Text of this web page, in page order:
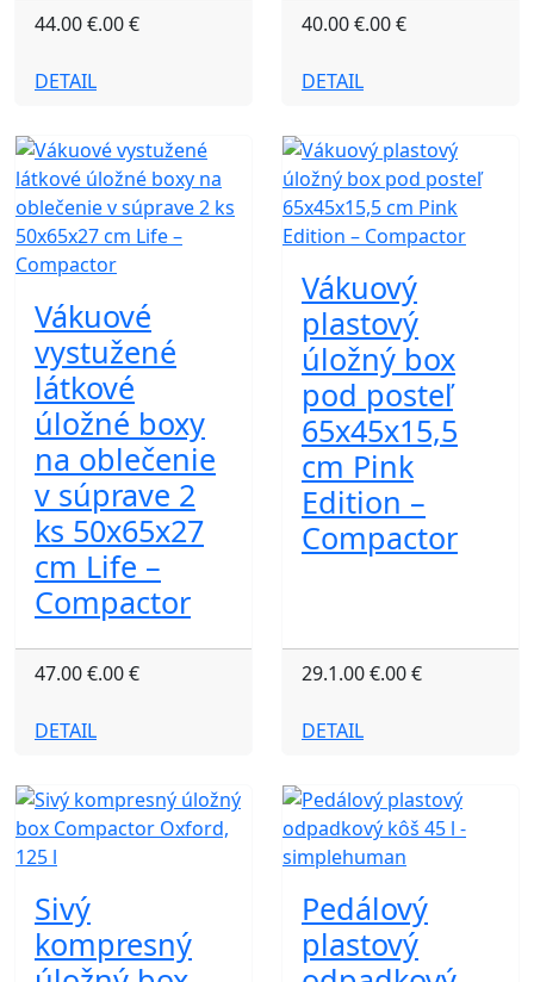
44.00 €.00 €
DETAIL
40.00 €.00 €
DETAIL
Vákuové
vystužené
látkové
úložné boxy
na oblečenie
v súprave 2
ks 50x65x27
cm Life –
Compactor
47.00 €.00 €
DETAIL
Vákuový
plastový
úložný box
pod posteľ
65x45x15,5
cm Pink
Edition –
Compactor
29.1.00 €.00 €
DETAIL
Sivý
kompresný
Pedálový
plastový